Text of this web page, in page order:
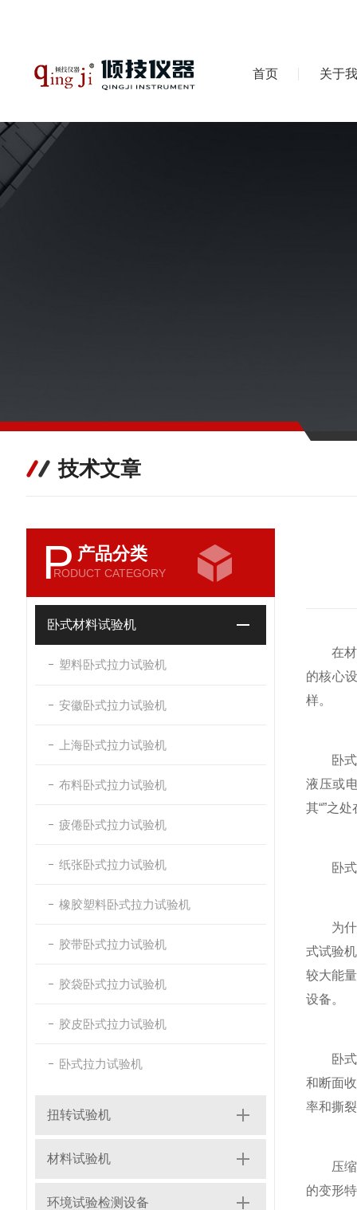
首页 关于
技术文章
P 产品分类
RODUCT CATEGORY
卧式材料试验机
塑料卧式拉力试验机
安徽卧式拉力试验机
上海卧式拉力试验机
布料卧式拉力试验机
疲倦卧式拉力试验机
纸张卧式拉力试验机
橡胶塑料卧式拉力试验机
胶带卧式拉力试验机
胶袋卧式拉力试验机
胶皮卧式拉力试验机
卧式拉力试验机
扭转试验机
材料试验机
环境试验检测设备
在材料
的核心
样。
卧式材
液压或
其“”之
卧式
为什么
式试验
较大能
设备。
卧式材
和断面
率和撕
压缩试
的变形